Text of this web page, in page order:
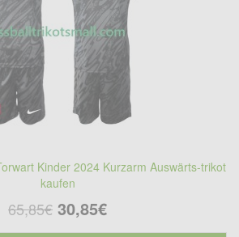
Kinder 2024 Kurzarm Auswärts-trikot
kaufen
65,85€ 30,85€